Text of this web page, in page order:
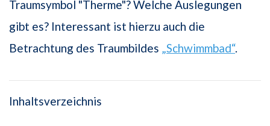
Traumsymbol "Therme"? Welche Auslegungen
gibt es? Interessant ist hierzu auch die
Betrachtung des Traumbildes „Schwimmbad“.
Inhaltsverzeichnis